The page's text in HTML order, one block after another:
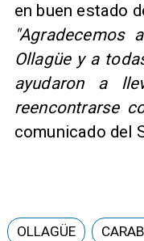
en buen estado
"Agradecemos
Ollagüe y a
ayudaron a
reencontrarse
comunicado del
OLLAGÜE